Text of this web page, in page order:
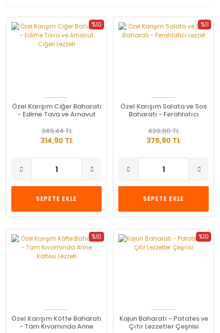
%10
Özel Karışım Ciğer Baharatı
- Edirne Tava ve Arnavut
314,90 TL
349,44 TL
SEPETE EKLE
%11
Özel Karışım Salata ve Sos
Baharatı - Ferahlatıcı
375,90 TL
420,00 TL
SEPETE EKLE
%10
Özel Karışım Köfte Baharatı
- Tam Kıvamında Anne
%10
Kajun Baharatı - Patates ve
Çıtır Lezzetler Çeşnisi